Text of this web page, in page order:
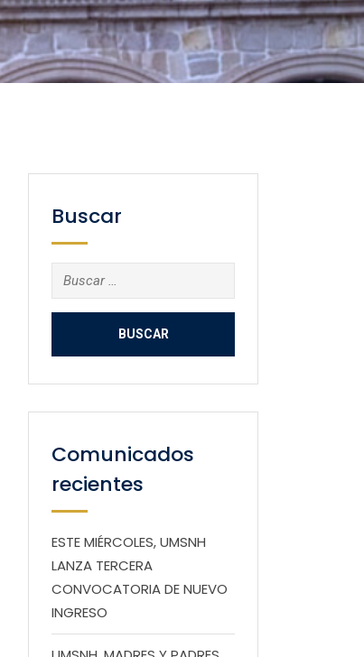
Buscar
Buscar:
Comunicados
recientes
ESTE MIÉRCOLES, UMSNH
LANZA TERCERA
CONVOCATORIA DE NUEVO
INGRESO